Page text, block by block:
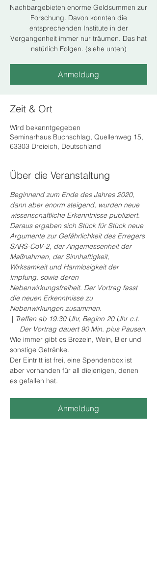
Nachbargebieten enorme Geldsummen zur
Forschung. Davon konnten die
entsprechenden Institute in der
Vergangenheit immer nur träumen. Das hat
natürlich Folgen. (siehe unten)
Anmeldung
Zeit & Ort
Wird bekanntgegeben
Seminarhaus Buchschlag, Quellenweg 15,
63303 Dreieich, Deutschland
Über die Veranstaltung
Beginnend zum Ende des Jahres 2020,
dann aber enorm steigend, wurden neue
wissenschaftliche Erkenntnisse publiziert.
Daraus ergaben sich Stück für Stück neue
Argumente zur Gefährlichkeit des Erregers
SARS-CoV-2, der Angemessenheit der
Maßnahmen, der Sinnhaftigkeit,
Wirksamkeit und Harmlosigkeit der
Impfung, sowie deren
Nebenwirkungsfreiheit. Der Vortrag fasst
die neuen Erkenntnisse zu
Nebenwirkungen zusammen.
| Treffen ab 19:30 Uhr, Beginn 20 Uhr c.t.
Der Vortrag dauert 90 Min. plus Pausen.
Wie immer gibt es Brezeln, Wein, Bier und
sonstige Getränke.
Der Eintritt ist frei, eine Spendenbox ist
aber vorhanden für all diejenigen, denen
es gefallen hat.
Anmeldung